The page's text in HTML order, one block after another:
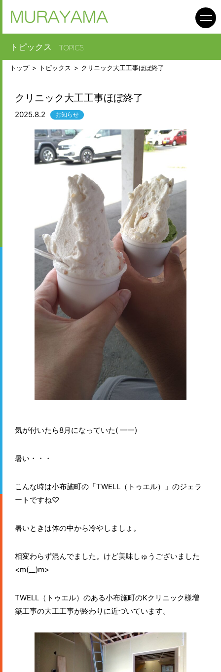
トピックス
トップ トピックス クリニック大工工事ほぼ終了
クリニック大工工事ほぼ終了
2025.8.2 お知らせ
気が付いたら8月になっていた( 一一)
暑い・・・
こんな時は小布施町の「TWELL（トゥエル）」のジェラ
ートですね♡
暑いときは体の中から冷やしましょ。
相変わらず混んでました。けど美味しゅうございました
<m(__)m>
TWELL（トゥエル）のある小布施町のKクリニック様増
築工事の大工工事が終わりに近づいています。